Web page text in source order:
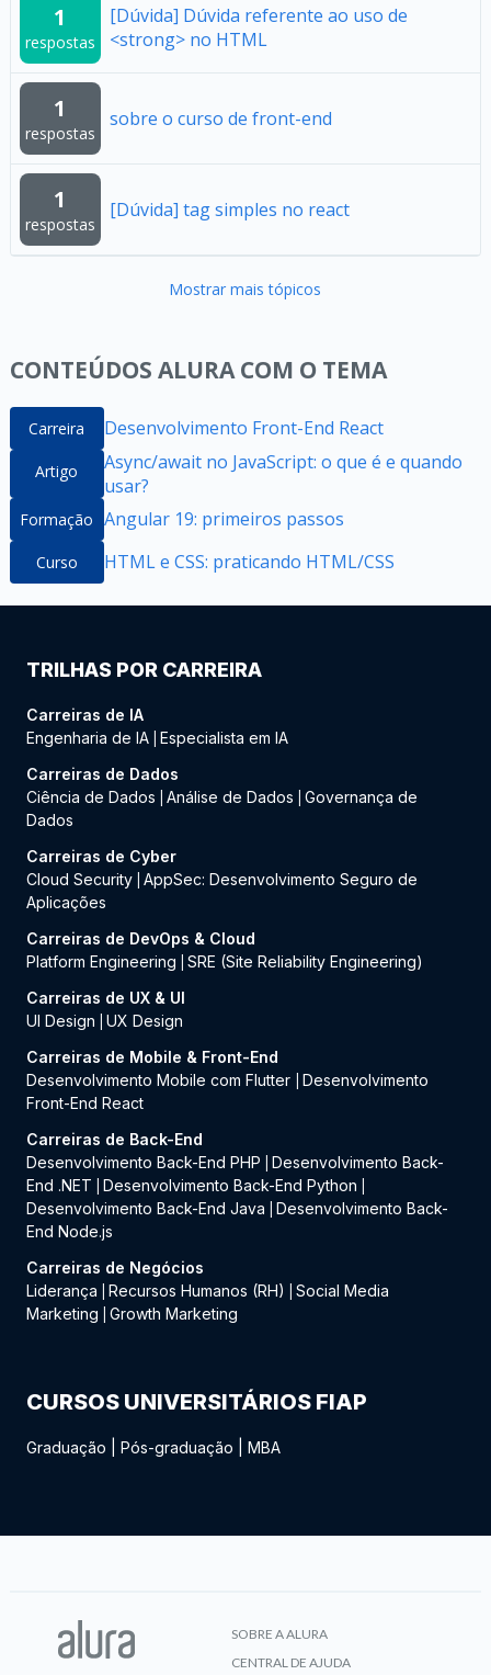
1
respostas
[Dúvida] Dúvida referente ao uso de
<strong> no HTML
1
respostas
sobre o curso de front-end
1
respostas
[Dúvida] tag simples no react
Mostrar mais tópicos
CONTEÚDOS ALURA COM O TEMA
Carreira Desenvolvimento Front-End React
Artigo
Async/await no JavaScript: o que é e quando
usar?
Formação Angular 19: primeiros passos
Curso HTML e CSS: praticando HTML/CSS
TRILHAS POR CARREIRA
Carreiras de IA
Engenharia de IA Especialista em IA
Carreiras de Dados
Ciência de Dados
Análise de Dados
Governança de
Dados
Carreiras de Cyber
Cloud Security AppSec: Desenvolvimento Seguro de
Aplicações
Carreiras de DevOps & Cloud
Platform Engineering
SRE (Site Reliability Engineering)
Carreiras de UX & UI
UI Design
UX Design
Carreiras de Mobile & Front-End
Desenvolvimento Mobile com Flutter
Desenvolvimento
Front-End React
Carreiras de Back-End
Desenvolvimento Back-End PHP
Desenvolvimento Back-
End .NET
Desenvolvimento Back-End Python
Desenvolvimento Back-End Java
Desenvolvimento Back-
End Node.js
Carreiras de Negócios
Liderança
Recursos Humanos (RH)
Social Media
Marketing
Growth Marketing
CURSOS UNIVERSITÁRIOS FIAP
Graduação Pós-graduação MBA
SOBRE A ALURA
CENTRAL DE AJUDA